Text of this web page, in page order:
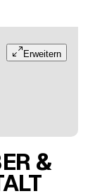
Erweitern
&